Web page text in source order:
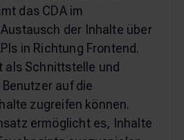
das CDA im
der Inhalte über
in Richtung Frontend.
als Schnittstelle und
auf die
zugreifen können.
ermöglicht es, Inhalte